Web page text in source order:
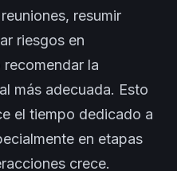
resumir
riesgos en
la
más adecuada. Esto
el tiempo dedicado a
en etapas
crece.